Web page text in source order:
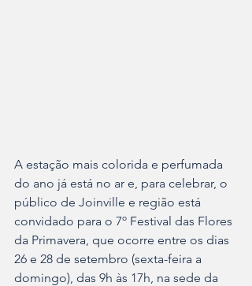
A estação mais colorida e perfumada
do ano já está no ar e, para celebrar, o
público de Joinville e região está
convidado para o 7º Festival das Flores
da Primavera, que ocorre entre os dias
26 e 28 de setembro (sexta-feira a
domingo), das 9h às 17h, na sede da